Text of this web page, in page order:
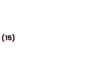
(15)